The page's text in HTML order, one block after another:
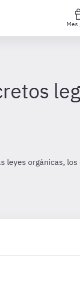
Mes
orgánicas,